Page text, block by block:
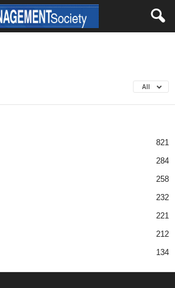
All
821
284
258
232
221
212
134